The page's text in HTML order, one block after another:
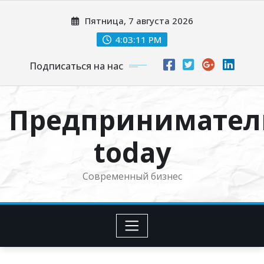
Пятница, 7 августа 2026
4:03:12 PM
Подписаться на нас
today
Современный бизнес